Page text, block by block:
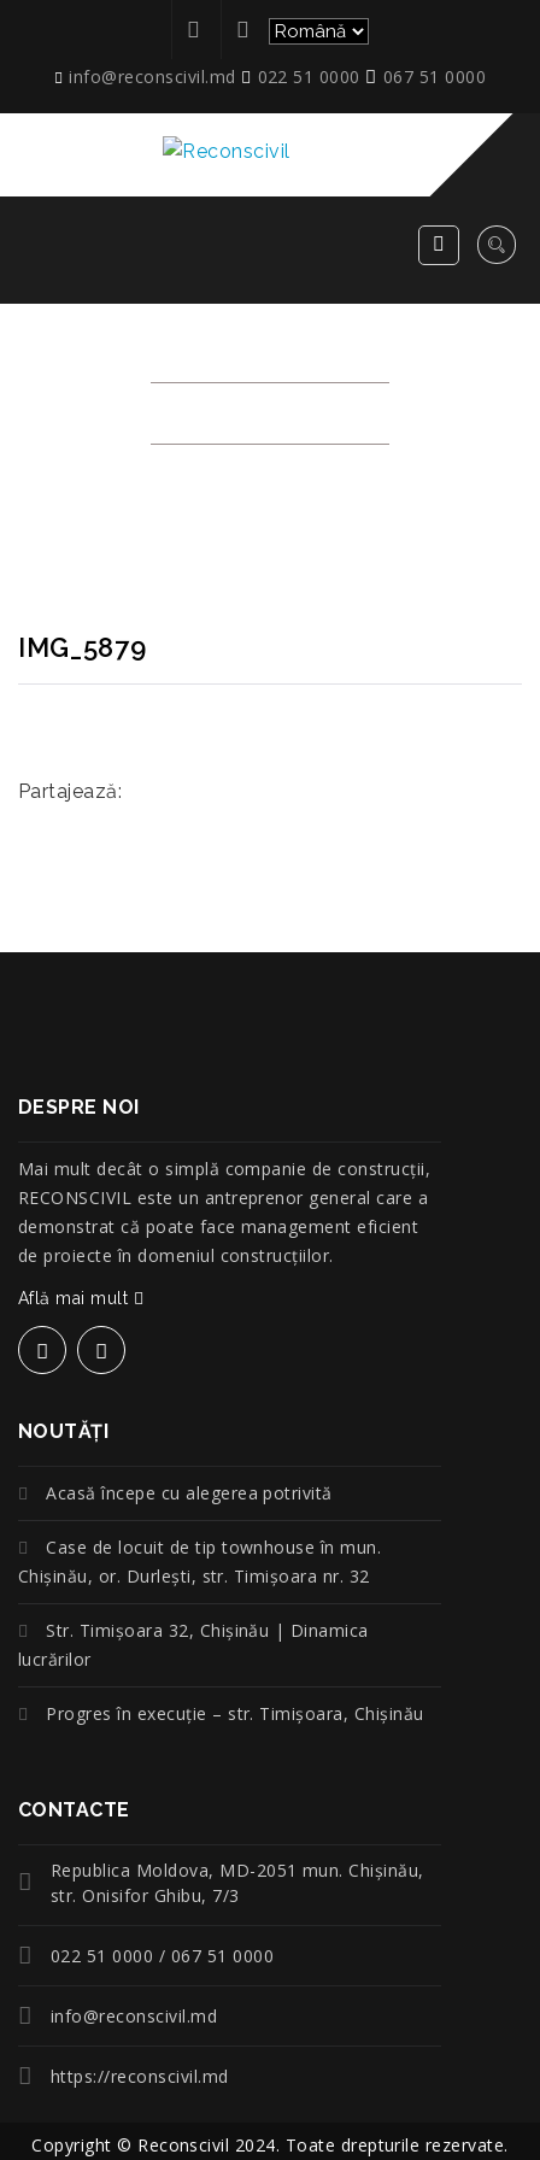
info@reconscivil.md 022 51 0000 067 51 0000
IMG_5879
Partajează:
DESPRE NOI
Mai mult decât o simplă companie de construcţii,
RECONSCIVIL este un antreprenor general care a
demonstrat că poate face management eficient
de proiecte în domeniul construcțiilor.
Află mai mult
NOUTĂŢI
Acasă începe cu alegerea potrivită
Case de locuit de tip townhouse în mun.
Chișinău, or. Durlești, str. Timișoara nr. 32
Str. Timișoara 32, Chișinău | Dinamica
lucrărilor
Progres în execuție – str. Timișoara, Chișinău
CONTACTE
Republica Moldova, MD-2051 mun. Chişinău,
str. Onisifor Ghibu, 7/3
022 51 0000 / 067 51 0000
info@reconscivil.md
https://reconscivil.md
Copyright © Reconscivil 2024. Toate drepturile rezervate.